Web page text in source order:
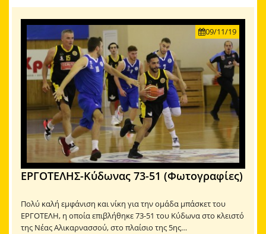
09/11/19
ΕΡΓΟΤΕΛΗΣ-Κύδωνας 73-51 (Φωτογραφίες)
Πολύ καλή εμφάνιση και νίκη για την ομάδα μπάσκετ του
ΕΡΓΟΤΕΛΗ, η οποία επιβλήθηκε 73-51 του Κύδωνα στο κλειστό
της Νέας Αλικαρνασσού, στο πλαίσιο της 5ης…